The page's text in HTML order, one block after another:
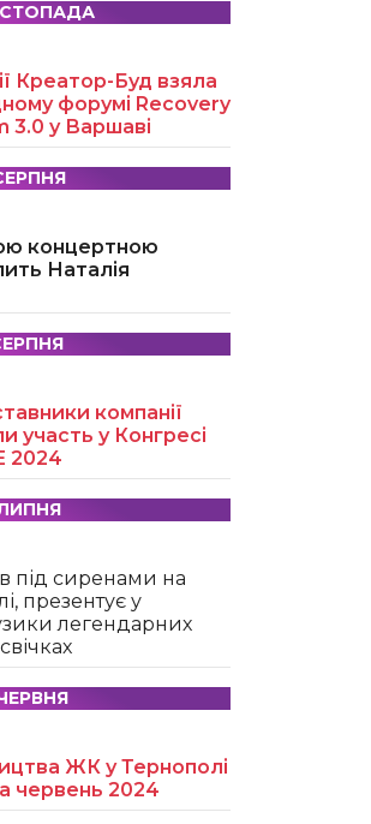
Креатор-Буд взяла
форумі Recovery
3.0 у Варшаві
концертною
Наталія
компанії
участь у Конгресі
2024
під сиренами на
презентує у
легендарних
ЖК у Тернополі
червень 2024